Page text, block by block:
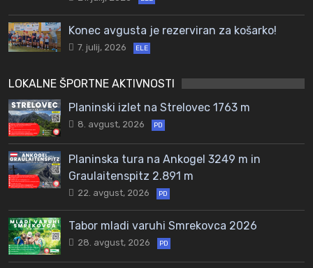
Konec avgusta je rezerviran za košarko!
7. julij, 2026 ELE
LOKALNE ŠPORTNE AKTIVNOSTI
Planinski izlet na Strelovec 1763 m
8. avgust, 2026 PD
Planinska tura na Ankogel 3249 m in
Graulaitenspitz 2.891 m
22. avgust, 2026 PD
Tabor mladi varuhi Smrekovca 2026
28. avgust, 2026 PD